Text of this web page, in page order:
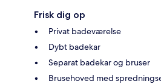
Frisk dig op
Privat badeværelse
Dybt badekar
Separat badekar og bruser
Brusehoved med